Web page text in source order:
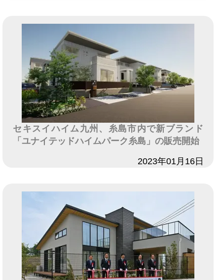
セキスイハイム九州、糸島市内で新ブランド
「ユナイテッドハイムパーク糸島」の販売開始
2023年01月16日